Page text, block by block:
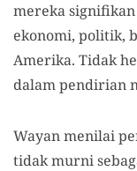
mereka
ekonomi, politik,
Amerika. Tidak
dalam pendirian
Wayan menilai
tidak murni